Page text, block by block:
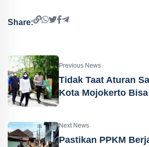
Share:
Previous News
Tidak Taat Aturan
Kota Mojokerto
Next News
Pastikan PPKM